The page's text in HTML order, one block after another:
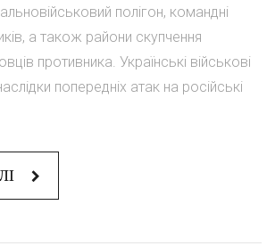
полігон, командні
а також райони скупчення
противника. Українські військові
попередніх атак на російські